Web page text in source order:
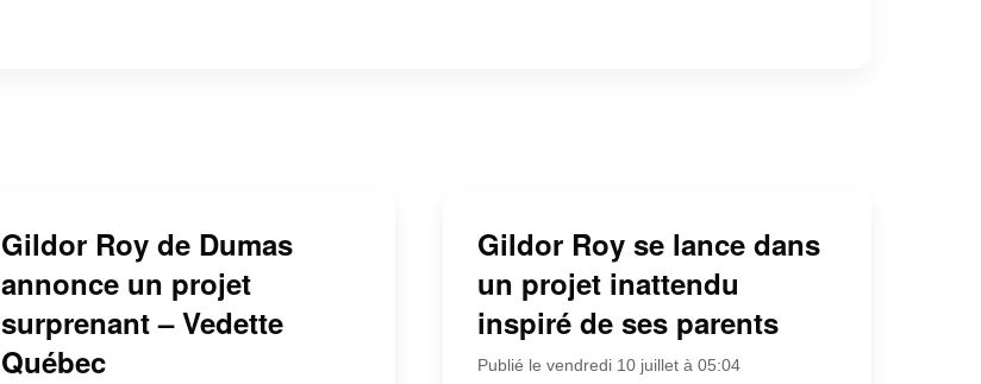
Gildor Roy de Dumas
annonce un projet
surprenant – Vedette
Québec
Gildor Roy se lance dans
un projet inattendu
inspiré de ses parents
Publié le vendredi 10 juillet à 05:04